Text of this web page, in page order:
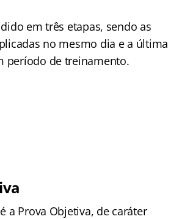
em três etapas, sendo as
no mesmo dia e a última
período de treinamento.
a Prova Objetiva, de caráter